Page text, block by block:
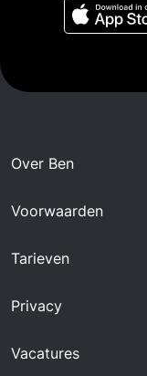
Over Ben
Voorwaarden
Tarieven
Privacy
Vacatures